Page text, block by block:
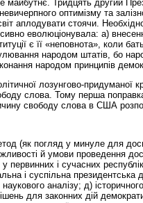
майбутнє. Тридцять другий
оптимізму та
аплодувати стоячи.
еволюціонувала: а)
є її «неповнота», коли
народом штатів, бо
народом принципів
лозунгово-придуманої
слова. Тому перша
свободу слова в США
(як погляд у минуле для
й умови проведення
первинних і сучасних
і суспільна президентська
аналізу; д)
для законних дій